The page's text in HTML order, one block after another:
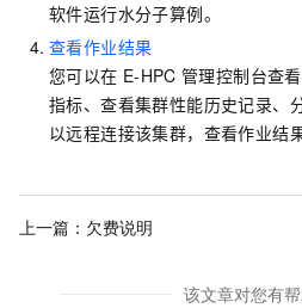
软件运行水分子算例。
查看作业结果
您可以在 E-HPC 管理控制台查
指标、查看集群性能历史记录、
以远程连接该集群，查看作业结果
上一篇： 欠费说明
该文章对您有